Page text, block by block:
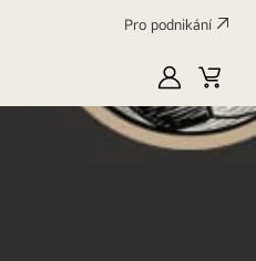
Pro podnikání
Moje
LG
Váš
košík